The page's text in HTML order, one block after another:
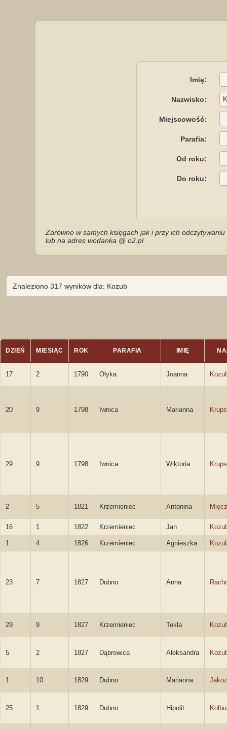
Imię:
Nazwisko:
Miejscowość:
Parafia:
Od roku:
Do roku:
Zarówno w samych księgach jak i przy ich
lub na adres wodanka @ o2.pl
Znaleziono 317 wyników dla: Kozub
DZIEŃ MIESIĄC ROK PARAFIA IMIĘ
17 2 1790 Ołyka Joanna
20 9 1798 Iwnica Marianna
29 9 1798 Iwnica Wiktoria
2 5 1821 Krzemieniec Antonina
16 1 1822 Krzemieniec Jan
1 4 1826 Krzemieniec Agnieszka
23 7 1827 Dubno Anna
29 9 1827 Krzemieniec Tekla
5 2 1827 Dąbrowica Aleksandra
1 10 1829 Dubno Marianna
25 1 1829 Dubno Hipolit